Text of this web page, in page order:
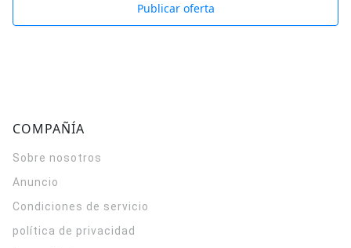
Publicar oferta
COMPAÑÍA
Sobre nosotros
Anuncio
Condiciones de servicio
política de privacidad